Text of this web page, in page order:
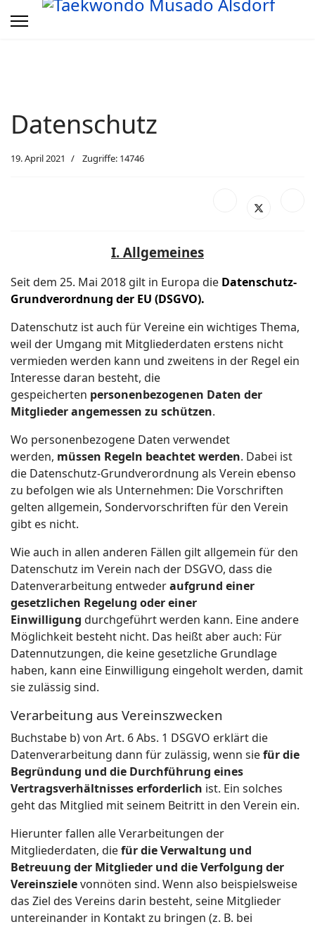
Datenschutz
19. April 2021 Zugriffe: 14746
I. Allgemeines
Seit dem 25. Mai 2018 gilt in Europa die Datenschutz-
Grundverordnung der EU (DSGVO).
Datenschutz ist auch für Vereine ein wichtiges Thema,
weil der Umgang mit Mitgliederdaten erstens nicht
vermieden werden kann und zweitens in der Regel ein
Interesse daran besteht, die
gespeicherten personenbezogenen Daten der
Mitglieder angemessen zu schützen.
Wo personenbezogene Daten verwendet
werden, müssen Regeln beachtet werden. Dabei ist
die Datenschutz-Grundverordnung als Verein ebenso
zu befolgen wie als Unternehmen: Die Vorschriften
gelten allgemein, Sondervorschriften für den Verein
gibt es nicht.
Wie auch in allen anderen Fällen gilt allgemein für den
Datenschutz im Verein nach der DSGVO, dass die
Datenverarbeitung entwederaufgrund einer
gesetzlichen Regelung oder einer
Einwilligung durchgeführt werden kann. Eine andere
Möglichkeit besteht nicht. Das heißt aber auch: Für
Datennutzungen, die keine gesetzliche Grundlage
haben, kann eine Einwilligung eingeholt werden, damit
sie zulässig sind.
Verarbeitung aus Vereinszwecken
Buchstabe b) von Art. 6 Abs. 1 DSGVO erklärt die
Datenverarbeitung dann für zulässig, wenn siefür die
Begründung und die Durchführung eines
Vertragsverhältnisses erforderlich ist. Ein solches
geht das Mitglied mit seinem Beitritt in den Verein ein.
Hierunter fallen alle Verarbeitungen der
Mitgliederdaten, diefür die Verwaltung und
Betreuung der Mitglieder und die Verfolgung der
Vereinszielevonnöten sind. Wenn also beispielsweise
das Ziel des Vereins darin besteht, seine Mitglieder
untereinander in Kontakt zu bringen (z. B. bei